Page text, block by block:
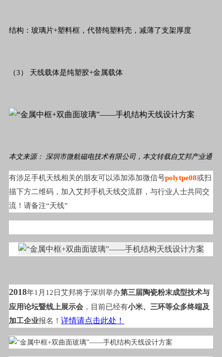
结构：玻璃片+塑料框，代替纯塑料壳，减薄了支架厚度
（3） 天线载体是纯塑胶+金属载体
本文来源： 深圳市微航磁电技术有限公司，本文转载自艾邦产业通
有涉足手机天线相关的朋友可以添加添加微信号polytpe08或扫
描下方二维码，加入艾邦手机天线交流群，与行业人士共同交
流！请备注“天线”
2018年1月12日艾邦将于深圳举办第三届陶瓷粉末成型技术与
应用论坛暨线上展示会 ，目前已经有小米、三环等众多终端及
加工企业报名！ 详情请点击此处！